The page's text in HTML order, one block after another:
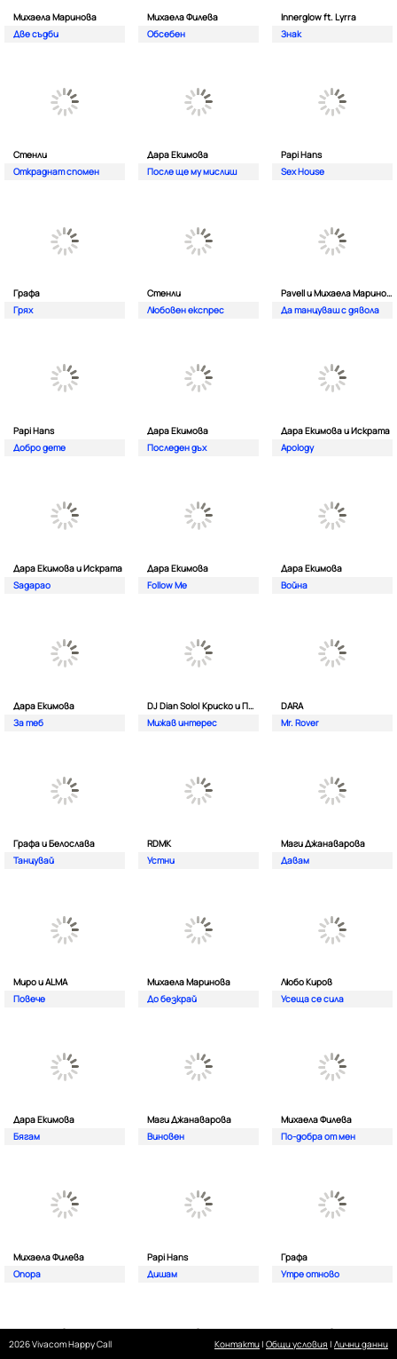
Михаела Маринова
Две съдби
Михаела Филева
Обсебен
Innerglow ft. Lyrra
Знак
Стенли
Откраднат спомен
Дара Екимова
После ще му мислиш
Papi Hans
Sex House
Графа
Грях
Стенли
Любовен експрес
Pavell и Михаела Маринова
Да танцуваш с дявола
Papi Hans
Добро дете
Дара Екимова
Последен дъх
Дара Екимова и Искрата
Apology
Дара Екимова и Искрата
Sagapao
Дара Екимова
Follow Me
Дара Екимова
Война
Дара Екимова
За теб
DJ Dian Solo| Криско и Панайот Панайотов
Мижав интерес
DARA
Mr. Rover
Графа и Белослава
Танцувай
RDMK
Устни
Маги Джанаварова
Давам
Миро и ALMA
Повече
Михаела Маринова
До безкрай
Любо Киров
Усеща се сила
Дара Екимова
Бягам
Маги Джанаварова
Виновен
Михаела Филева
По-добра от мен
Михаела Филева
Опора
Papi Hans
Дишам
Графа
Утре отново
2026 Vivacom Happy Call Контакти| Общи условия | Лични данни